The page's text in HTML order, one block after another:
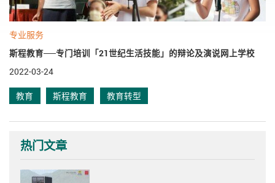
专业服务
斯程教育──专门培训「21世纪生活技能」的辩论及演说网上学校
2022-03-24
教育 斯程教育 教育转型
热门文章